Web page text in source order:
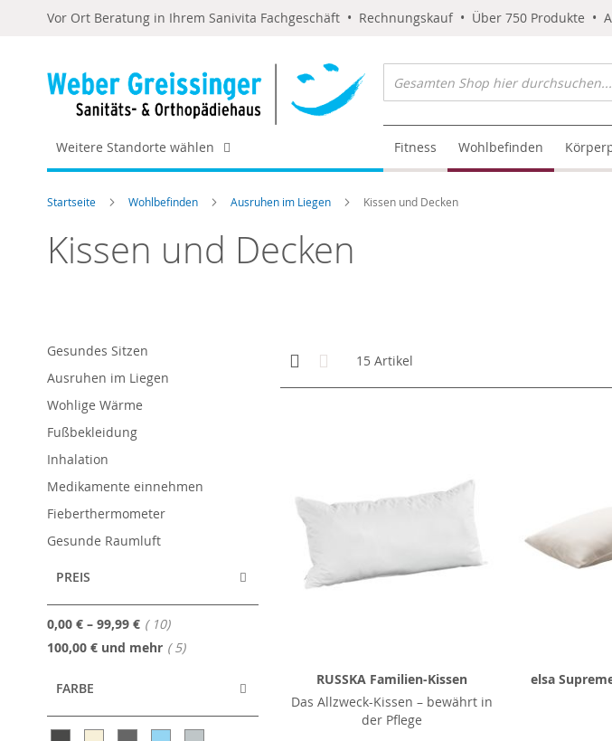
Vor Ort Beratung in Ihrem Sanivita Fachgeschäft • Rechnungskauf • Über 750 Produkte •
Weitere Standorte wählen Fitness Wohlbefinden
Startseite Wohlbefinden Ausruhen im Liegen Kissen und Decken
Kissen und Decken
Anzeigen
als
Kachelansicht
15 Artikel
RUSSKA Familien-Kissen
Das Allzweck-Kissen – bewährt in
der Pflege
elsa
Gesundes Sitzen
Ausruhen im Liegen
Wohlige Wärme
Fußbekleidung
Inhalation
Medikamente einnehmen
Fieberthermometer
Gesunde Raumluft
PREIS
0,00 € – 99,99 € 10Artikel
100,00 € und mehr 5Artikel
FARBE